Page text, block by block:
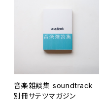
音楽雑談集 soundtrack
別冊サテツマガジン